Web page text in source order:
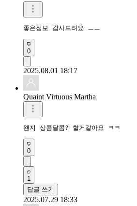
좋은정보 감사드려요 ㅡㅡ
0
2025.08.01 18:17
Quaint Virtuous Martha
왠지 상콤달콤? 할거같아요 ㅋㅋ
0
1
답글 쓰기
2025.07.29 18:33